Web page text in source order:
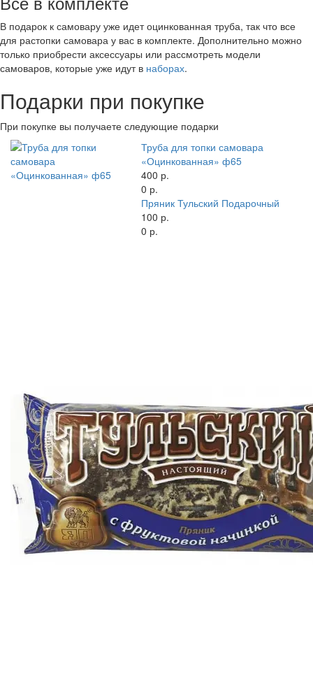
В подарок к самовару уже идет оцинкованная труба, так что все
для растопки самовара у вас в комплекте. Дополнительно можно
только приобрести аксессуары или рассмотреть модели
самоваров, которые уже идут в наборах.
Подарки при покупке
При покупке вы получаете следующие подарки
Труба для топки самовара
«Оцинкованная» ф65
400 р.
0 р.
Пряник Тульский Подарочный
100 р.
0 р.